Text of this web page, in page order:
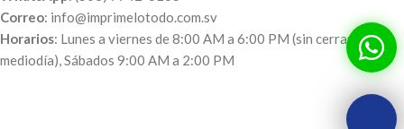
Correo: info@imprimelotodo.com.sv
Horarios: Lunes a viernes de 8:00 AM a 6:00 PM (sin cerrar al
mediodía), Sábados 9:00 AM a 2:00 PM